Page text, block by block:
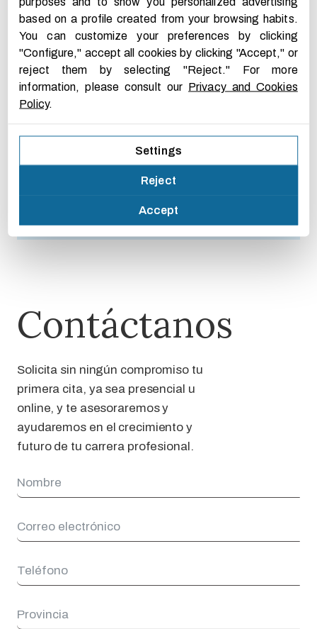
Artículo en la revista
de ESADE
ENCONTRAR HOY TRABAJO
PROFESIONALES
Artículo sobre el Cambio trabajo y
executive management
FEM POSSIBLE EL CANVI
Contáctanos
Solicita sin ningún compromiso tu
primera cita, ya sea presencial u
online, y te asesoraremos y
ayudaremos en el crecimiento y
futuro de tu carrera profesional.
based on a profile created from your browsing habits.
You can customize your preferences by clicking
"Configure," accept all cookies by clicking "Accept," or
reject them by selecting "Reject." For more
information, please consult our Privacy and Cookies
Policy.
Settings
Reject
Accept